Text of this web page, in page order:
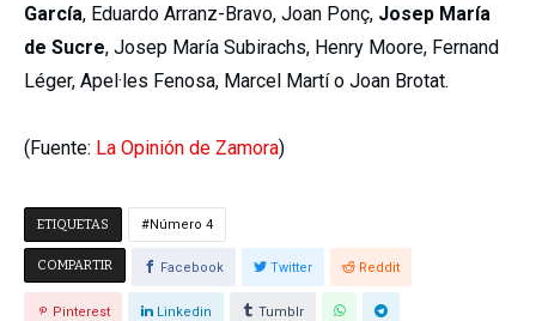
García, Eduardo Arranz-Bravo, Joan Ponç, Josep María
de Sucre, Josep María Subirachs, Henry Moore, Fernand
Léger, Apel·les Fenosa, Marcel Martí o Joan Brotat.
(Fuente: La Opinión de Zamora)
ETIQUETAS Número 4
COMPARTIR Facebook Twitter Reddit
Pinterest Linkedin Tumblr